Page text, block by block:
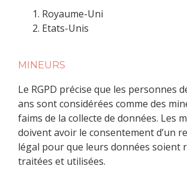
Royaume-Uni
Etats-Unis
MINEURS
Le RGPD précise que les personnes
ans sont considérées comme des
faims de la collecte de données. Les
doivent avoir le consentement d’un
légal pour que leurs données soient
traitées et utilisées.